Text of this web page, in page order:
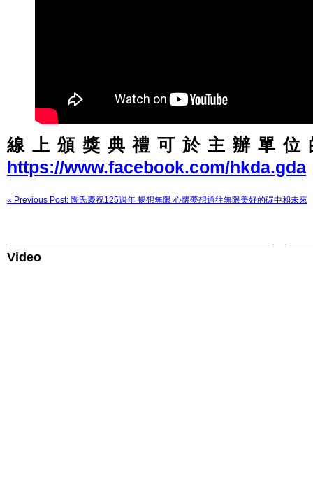
線上頒獎典禮可於主辦單位
https://www.facebook.com/hkda.gda
« Previous Post: 陶氏慶祝125週年 暢想無限 心懷夢想通往無限美好的碳中和未來
Video